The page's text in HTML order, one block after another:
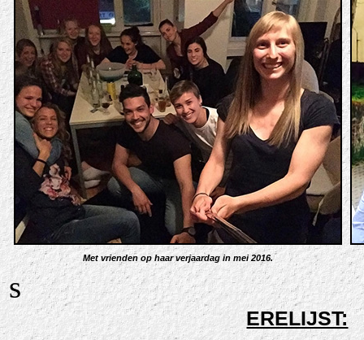
Met vrienden op haar verjaardag in mei 2016.
s
ERELIJST: